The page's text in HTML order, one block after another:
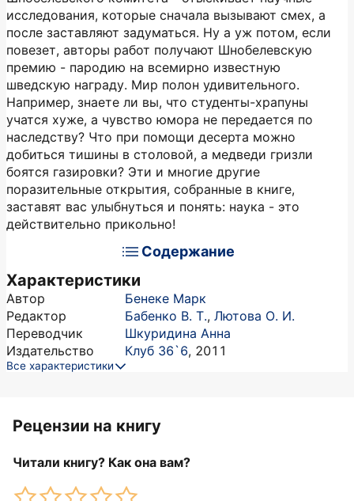
исследования, которые сначала вызывают смех, а
после заставляют задуматься. Ну а уж потом, если
повезет, авторы работ получают Шнобелевскую
премию - пародию на всемирно известную
шведскую награду. Мир полон удивительного.
Например, знаете ли вы, что студенты-храпуны
учатся хуже, а чувство юмора не передается по
наследству? Что при помощи десерта можно
добиться тишины в столовой, а медведи гризли
боятся газировки? Эти и многие другие
поразительные открытия, собранные в книге,
заставят вас улыбнуться и понять: наука - это
действительно прикольно!
Содержание
Характеристики
Автор
Бенеке Марк
Редактор
Бабенко В. Т., Лютова О. И.
Переводчик
Шкуридина Анна
Издательство
Клуб 36`6, 2011
Все характеристики
Рецензии на книгу
Читали книгу? Как она вам?